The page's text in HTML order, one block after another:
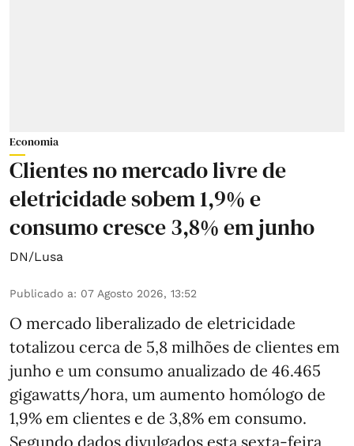
Economia
Clientes no mercado livre de
eletricidade sobem 1,9% e
consumo cresce 3,8% em junho
DN/Lusa
Publicado a: 07 Agosto 2026, 13:52
O mercado liberalizado de eletricidade
totalizou cerca de 5,8 milhões de clientes em
junho e um consumo anualizado de 46.465
gigawatts/hora, um aumento homólogo de
1,9% em clientes e de 3,8% em consumo.
Segundo dados divulgados esta sexta-feira